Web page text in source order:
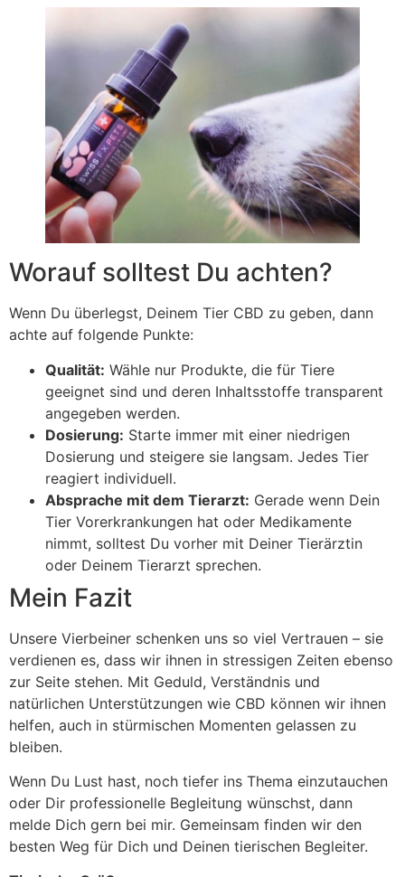
Worauf solltest Du achten?
Wenn Du überlegst, Deinem Tier CBD zu geben, dann
achte auf folgende Punkte:
Qualität: Wähle nur Produkte, die für Tiere
geeignet sind und deren Inhaltsstoffe transparent
angegeben werden.
Dosierung: Starte immer mit einer niedrigen
Dosierung und steigere sie langsam. Jedes Tier
reagiert individuell.
Absprache mit dem Tierarzt: Gerade wenn Dein
Tier Vorerkrankungen hat oder Medikamente
nimmt, solltest Du vorher mit Deiner Tierärztin
oder Deinem Tierarzt sprechen.
Mein Fazit
Unsere Vierbeiner schenken uns so viel Vertrauen – sie
verdienen es, dass wir ihnen in stressigen Zeiten ebenso
zur Seite stehen. Mit Geduld, Verständnis und
natürlichen Unterstützungen wie CBD können wir ihnen
helfen, auch in stürmischen Momenten gelassen zu
bleiben.
Wenn Du Lust hast, noch tiefer ins Thema einzutauchen
oder Dir professionelle Begleitung wünschst, dann
melde Dich gern bei mir. Gemeinsam finden wir den
besten Weg für Dich und Deinen tierischen Begleiter.